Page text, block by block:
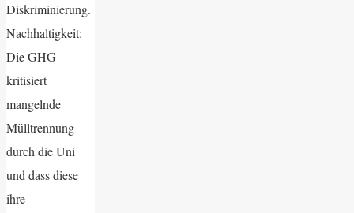
Diskriminierung.
Nachhaltigkeit:
Die GHG
kritisiert
mangelnde
Mülltrennung
durch die Uni
und dass diese
ihre